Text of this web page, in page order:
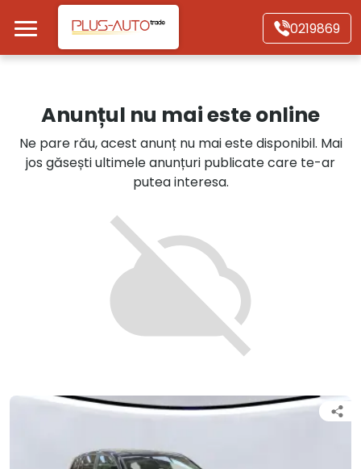
Mergi direct la conținutul principal
0219869
Autoturisme
Motociclete
Autoutilitare
Alte tipuri vehicule
Anunțul nu mai este online
Ne pare rău, acest anunț nu mai este disponibil. Mai
jos găsești ultimele anunțuri publicate care te-ar
putea interesa.